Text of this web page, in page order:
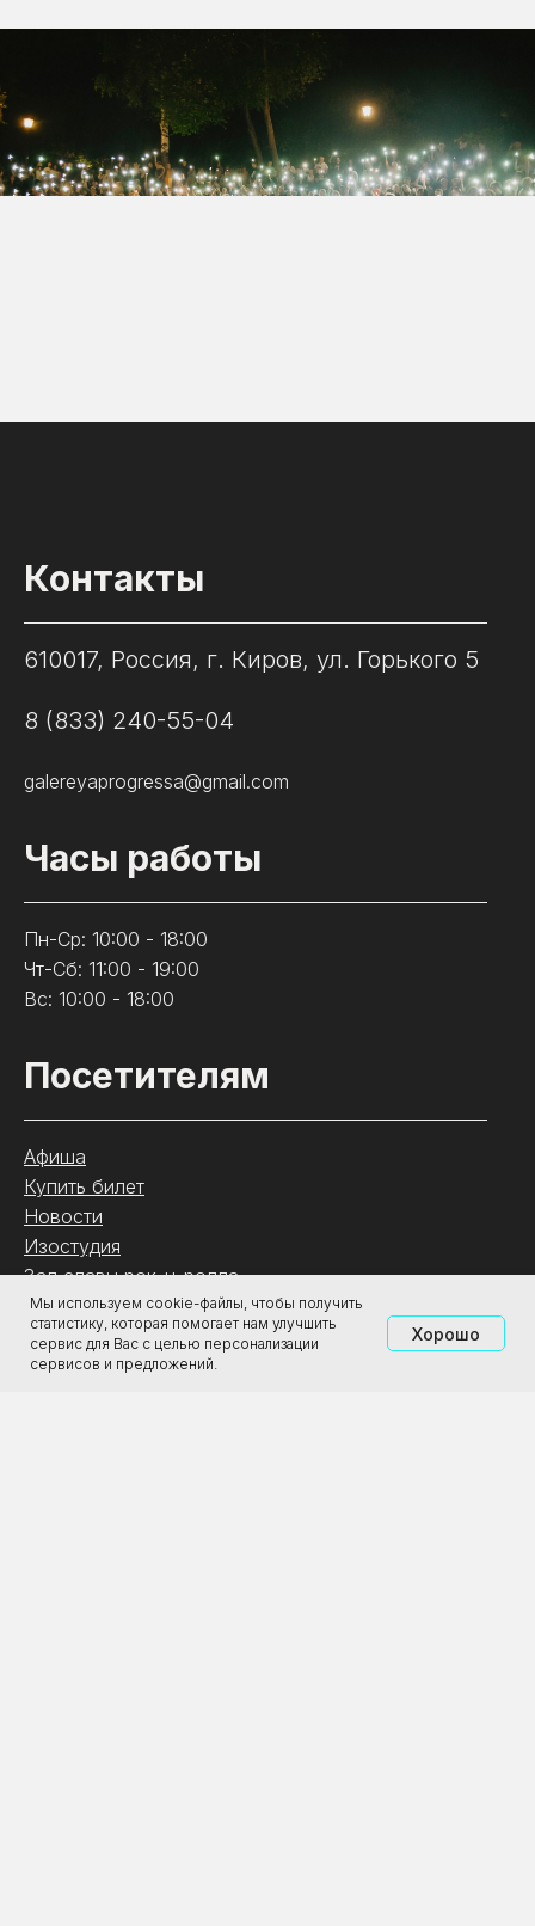
Мы используем cookie-файлы, чтобы получить
статистику, которая помогает нам улучшить
сервис для Вас с целью персонализации
сервисов и предложений.
Хорошо
Контакты
610017, Россия, г. Киров, ул. Горького 5
8 (833) 240-55-04
galereyaprogressa@gmail.com
Часы работы
Пн-Ср: 10:00 - 18:00
Чт-Сб: 11:00 - 19:00
Вс: 10:00 - 18:00
Посетителям
Афиша
Купить билет
Новости
Изостудия
Зал славы рок-н-ролла
Контакты
.